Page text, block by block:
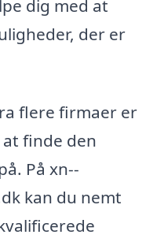
dig med at
der er
flere firmaer er
finde den
På xn--
kan du nemt